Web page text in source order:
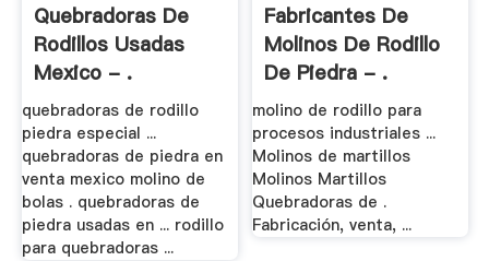
Quebradoras De
Rodillos Usadas
Mexico - .
quebradoras de rodillo
piedra especial ...
quebradoras de piedra en
venta mexico molino de
bolas . quebradoras de
piedra usadas en ... rodillo
para quebradoras ...
Fabricantes De
Molinos De Rodillo
De Piedra - .
molino de rodillo para
procesos industriales ...
Molinos de martillos
Molinos Martillos
Quebradoras de .
Fabricación, venta, ...